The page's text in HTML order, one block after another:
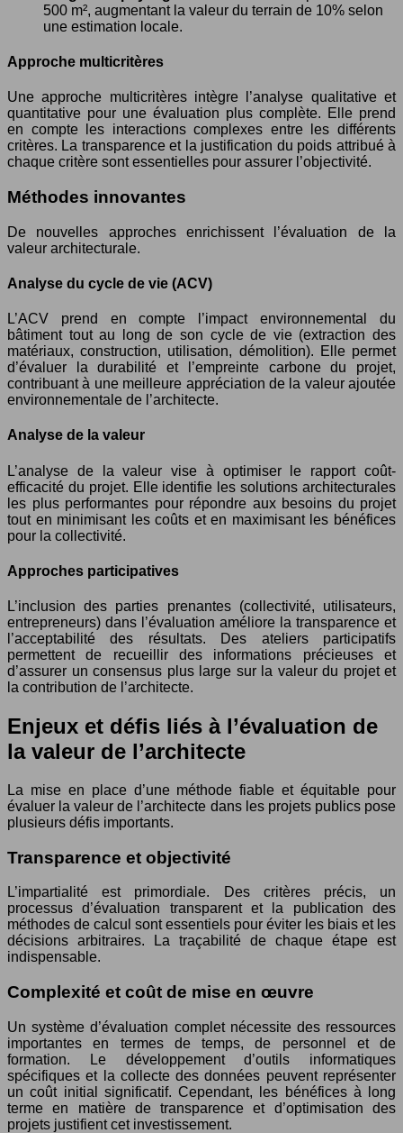
500 m², augmentant la valeur du terrain de 10% selon
une estimation locale.
Approche multicritères
Une approche multicritères intègre l’analyse qualitative et
quantitative pour une évaluation plus complète. Elle prend
en compte les interactions complexes entre les différents
critères. La transparence et la justification du poids attribué à
chaque critère sont essentielles pour assurer l’objectivité.
Méthodes innovantes
De nouvelles approches enrichissent l’évaluation de la
valeur architecturale.
Analyse du cycle de vie (ACV)
L’ACV prend en compte l’impact environnemental du
bâtiment tout au long de son cycle de vie (extraction des
matériaux, construction, utilisation, démolition). Elle permet
d’évaluer la durabilité et l’empreinte carbone du projet,
contribuant à une meilleure appréciation de la valeur ajoutée
environnementale de l’architecte.
Analyse de la valeur
L’analyse de la valeur vise à optimiser le rapport coût-
efficacité du projet. Elle identifie les solutions architecturales
les plus performantes pour répondre aux besoins du projet
tout en minimisant les coûts et en maximisant les bénéfices
pour la collectivité.
Approches participatives
L’inclusion des parties prenantes (collectivité, utilisateurs,
entrepreneurs) dans l’évaluation améliore la transparence et
l’acceptabilité des résultats. Des ateliers participatifs
permettent de recueillir des informations précieuses et
d’assurer un consensus plus large sur la valeur du projet et
la contribution de l’architecte.
Enjeux et défis liés à l’évaluation de
la valeur de l’architecte
La mise en place d’une méthode fiable et équitable pour
évaluer la valeur de l’architecte dans les projets publics pose
plusieurs défis importants.
Transparence et objectivité
L’impartialité est primordiale. Des critères précis, un
processus d’évaluation transparent et la publication des
méthodes de calcul sont essentiels pour éviter les biais et les
décisions arbitraires. La traçabilité de chaque étape est
indispensable.
Complexité et coût de mise en œuvre
Un système d’évaluation complet nécessite des ressources
importantes en termes de temps, de personnel et de
formation. Le développement d’outils informatiques
spécifiques et la collecte des données peuvent représenter
un coût initial significatif. Cependant, les bénéfices à long
terme en matière de transparence et d’optimisation des
projets justifient cet investissement.